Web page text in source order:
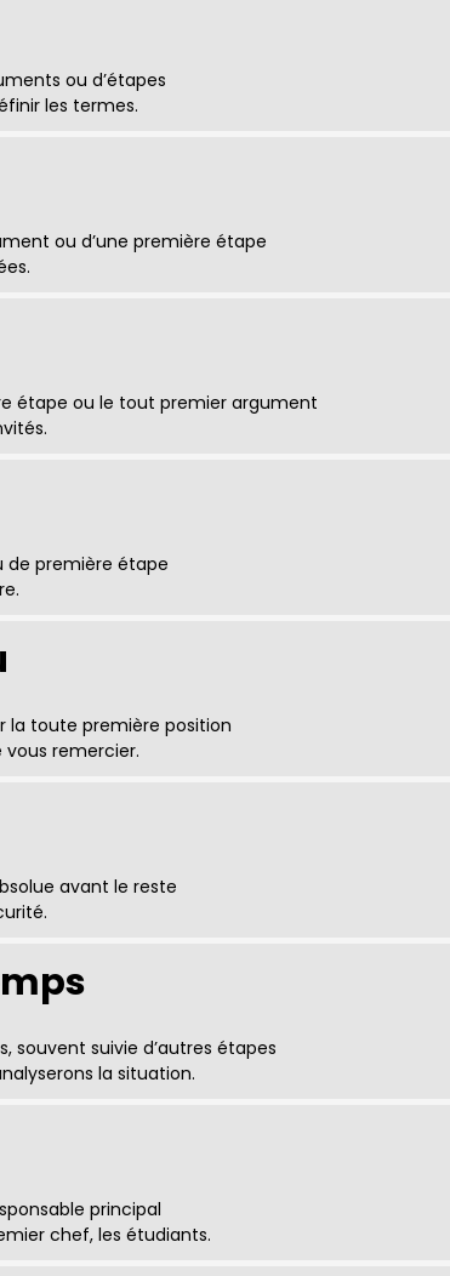
ou d’étapes
les termes.
ou d’une première étape
étape ou le tout premier argument
de première étape
la toute première position
vous remercier.
avant le reste
souvent suivie d’autres étapes
la situation.
principal
chef, les étudiants.